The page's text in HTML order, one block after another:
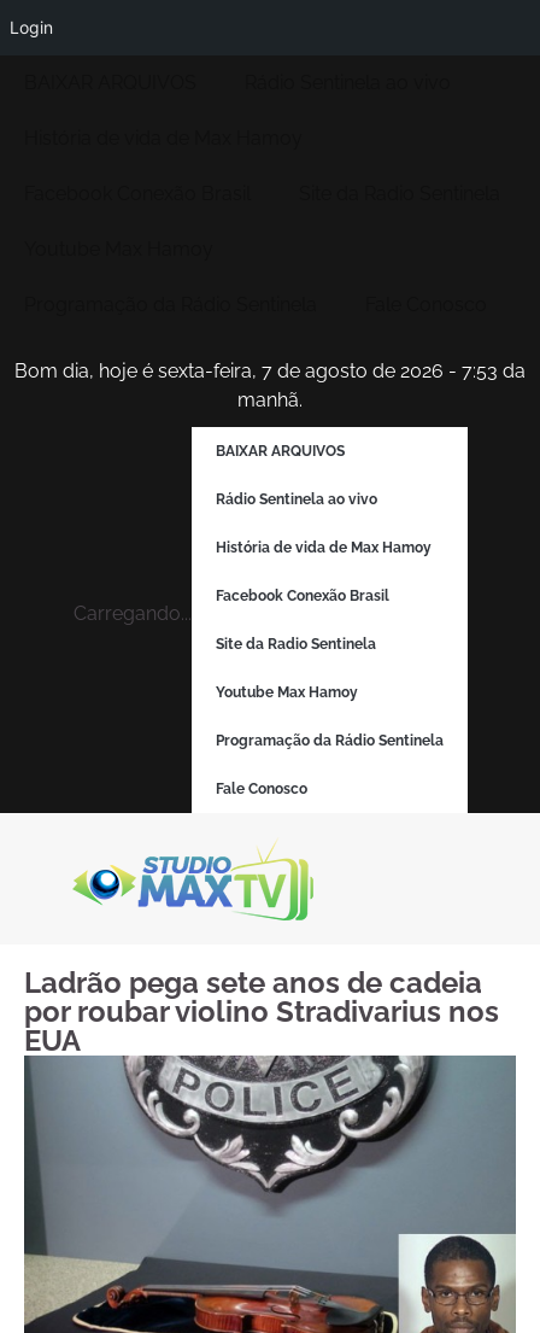
Bom dia, hoje é sexta-feira, 7 de agosto de 2026 - 7:53 da
manhã.
Carregando...
BAIXAR ARQUIVOS
Rádio Sentinela ao vivo
História de vida de Max Hamoy
Facebook Conexão Brasil
Site da Radio Sentinela
Youtube Max Hamoy
Programação da Rádio Sentinela
Fale Conosco
Ladrão pega sete anos de cadeia
por roubar violino Stradivarius nos
EUA
Login